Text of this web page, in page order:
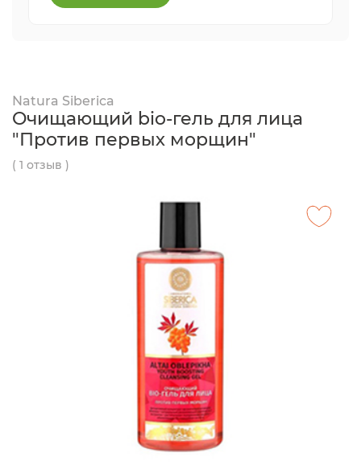
Natura Siberica
Oчищающий bio-гель для лица
"Против первых морщин"
( 1 отзыв )